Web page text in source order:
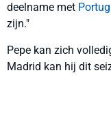
deelname met
zijn."
Pepe kan zich
Madrid kan hij dit